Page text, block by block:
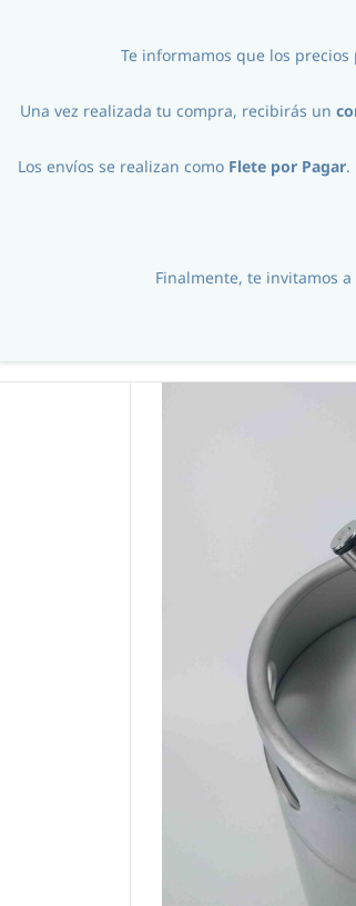
Te informamos que los
Una vez realizada tu compra, recibirás un
Los envíos se realizan como Flete por Pagar.
Finalmente, te invitamos